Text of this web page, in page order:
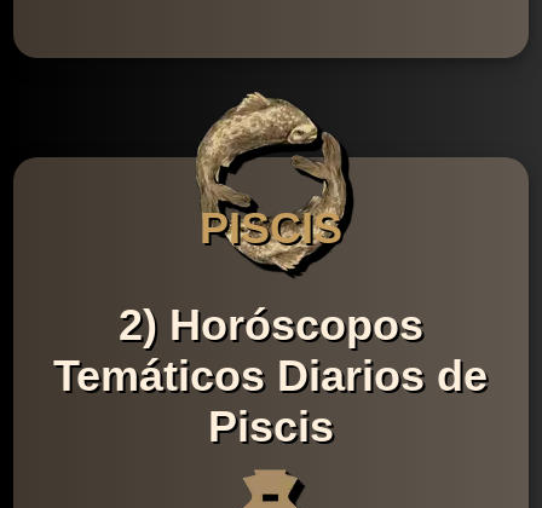
PISCIS
2) Horóscopos
Temáticos Diarios de
Piscis